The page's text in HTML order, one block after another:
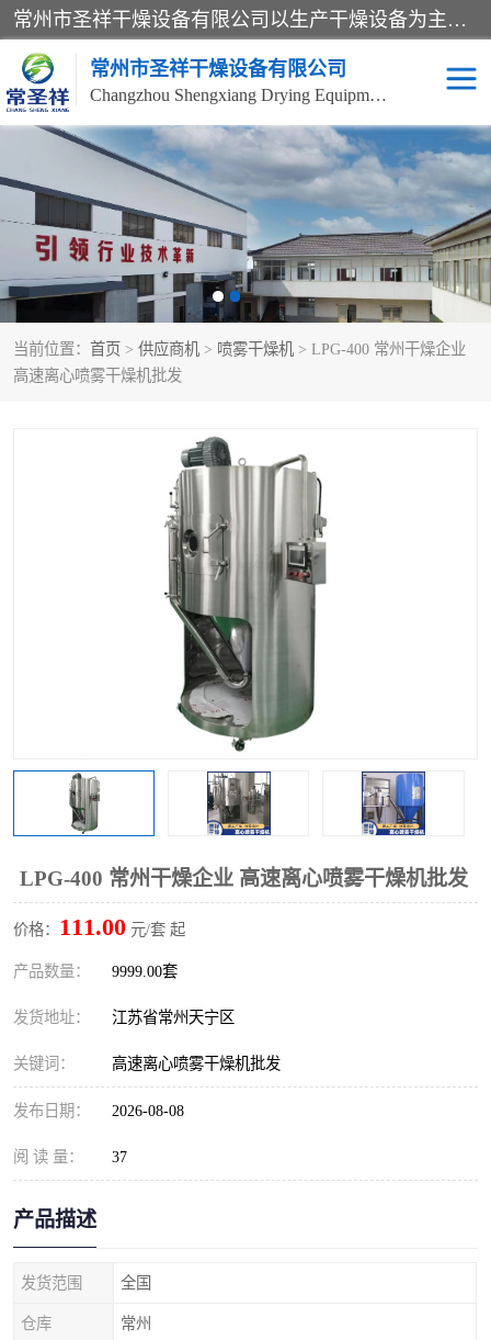
常州市圣祥干燥设备有限公司以生产干燥设备为主导产品，提供：干燥设备、干燥机、混合机、气流干燥机、烘箱、热风循环烘箱、沸腾干燥机、烘干机、喷雾干燥机等产品的生产、制造与销售服务。
常州市圣祥干燥设备有限公司
Changzhou Shengxiang Drying Equipment Co. , Ltd.
当前位置： 首页 > 供应商机 > 喷雾干燥机 > LPG-400 常州干燥企业
高速离心喷雾干燥机批发
LPG-400 常州干燥企业 高速离心喷雾干燥机批发
价格： 111.00 元/套 起
产品数量： 9999.00套
发货地址： 江苏省常州天宁区
关键词： 高速离心喷雾干燥机批发
发布日期： 2026-08-08
阅 读 量： 37
产品描述
发货范围 全国
仓库 常州
单锥真空干燥机 双锥真空干燥机
气流干燥机 滚筒刮板干燥机
干燥机 闪蒸干燥机
桨叶干燥机 高速混合机
带式干燥机
单锥螺带真空干燥机 沸腾干燥机
方形圆形真空干燥机 真空耙式干燥机
喷雾干燥机
盘式干燥机